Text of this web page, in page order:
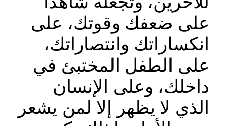
على ضعفك وقوتك، على
انكساراتك وانتصاراتك،
على الطفل المختبئ في
داخلك، وعلى الإنسان
الذي لا يظهر إلا لمن يشعر